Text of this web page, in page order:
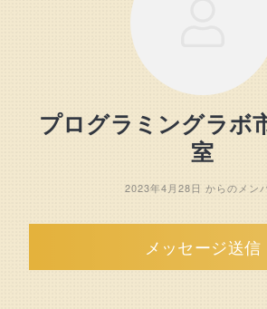
プログラミングラボ
室
2023年4月28日 からのメン
メッセージ送信